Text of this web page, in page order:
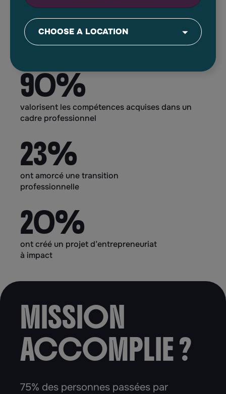
52%
90%
valorisent les compétences acquises dans un
cadre professionnel
23%
ont amorcé une transition
professionnelle
20%
ont créé un projet d’entrepreneuriat
à impact
MISSION
ACCOMPLIE ?
75% des personnes passées par